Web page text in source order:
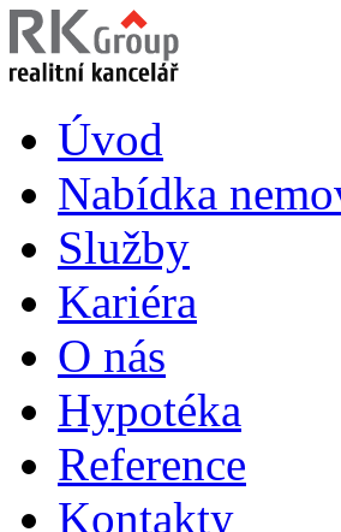
Úvod
Nabídka
Služby
Kariéra
O nás
Hypotéka
Reference
Kontakty